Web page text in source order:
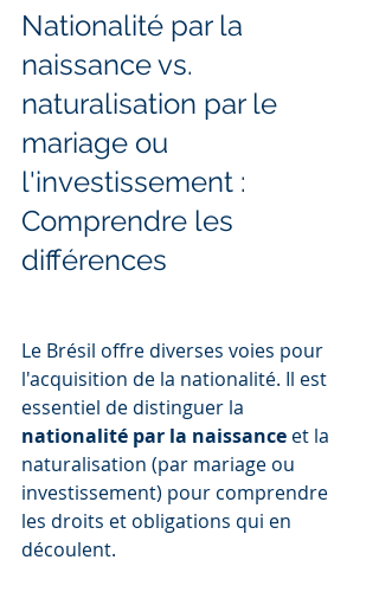
Nationalité par la
naissance vs.
naturalisation par le
mariage ou
l'investissement :
Comprendre les
différences
Le Brésil offre diverses voies pour
l'acquisition de la nationalité. Il est
essentiel de distinguer la
nationalité par la naissance et la
naturalisation (par mariage ou
investissement) pour comprendre
les droits et obligations qui en
découlent.